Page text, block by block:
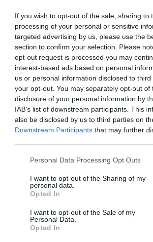
If you wish to opt-out of the sale, sharing to
processing of your personal or sensitive
targeted advertising by us, please use the
section to confirm your selection. Please
opt-out request is processed you may
interest-based ads based on personal
us or personal information disclosed to
your opt-out. You may separately opt-out of
disclosure of your personal information by
IAB’s list of downstream participants. This
also be disclosed by us to third parties on
Downstream Participants that may further
Personal Data Processing Opt Outs
I want to opt-out of the Sharing of my
personal data.
Opted In
I want to opt-out of the Sale of my
Personal Data.
Opted In
desmontar la falsificación, es
cristiano"
por Hispanidad
Artículos anteriores
DIARIO DE LA CORRUPCIÓN
Diario de la corrupción
Audiencia Nacional prorroga
investigación del caso Koldo,
ingente material incautado por
por Redacción
Artículos anteriores
Enormes minucias
por Eulogio López